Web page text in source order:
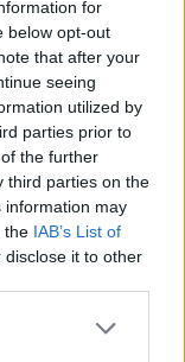
for
below opt-out
that after your
seeing
utilized by
parties prior to
the further
third parties on the
information may
the IAB’s List of
it to other